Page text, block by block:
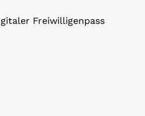
Freiwilligenpass